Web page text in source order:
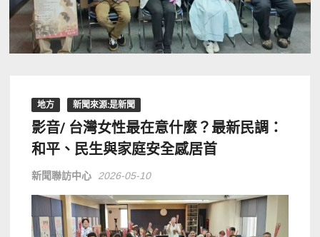
地方 新聞來源:是新聞
影音/ 台灣女性最在意什麼？最新民調：
和平、民生與家庭安全感居首
新聞聯訪中心 2026-05-10